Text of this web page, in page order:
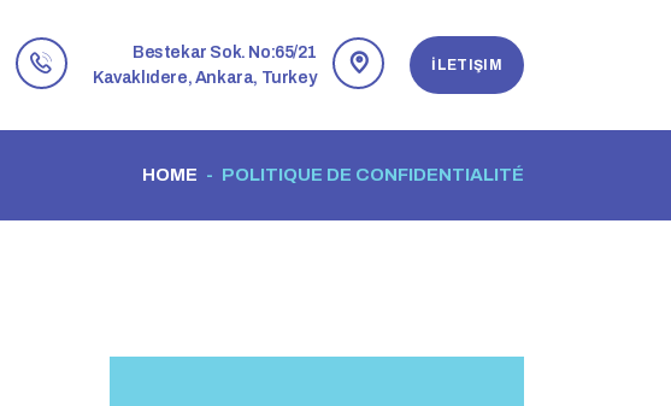
Bestekar Sok. No:65/21
Kavaklıdere, Ankara, Turkey
İLETIŞIM
HOME POLITIQUE DE CONFIDENTIALITÉ